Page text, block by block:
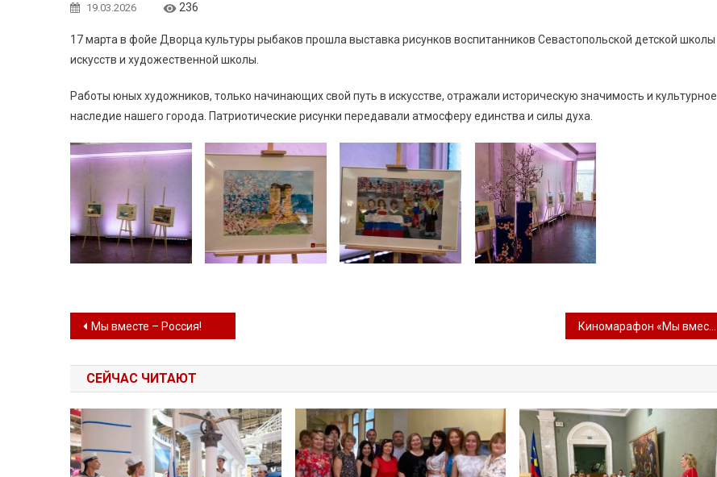
19.03.2026 236
17 марта в фойе Дворца культуры рыбаков прошла выставка рисунков воспитанников Севастопольской детской школы
искусств и художественной школы.
Работы юных художников, только начинающих свой путь в искусстве, отражали историческую значимость и культурное
наследие нашего города. Патриотические рисунки передавали атмосферу единства и силы духа.
Навигация по записям
Мы вместе – Россия! Киномарафон «Мы вместе – Россия!»
СЕЙЧАС ЧИТАЮТ